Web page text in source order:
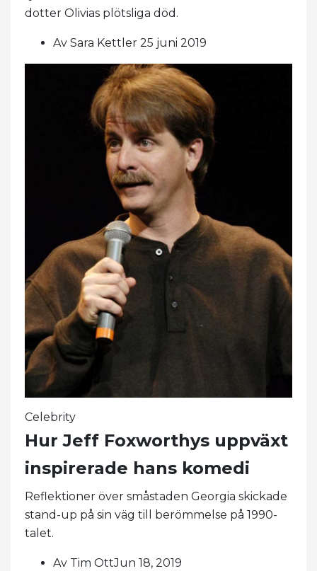
dotter Olivias plötsliga död.
Av Sara Kettler 25 juni 2019
Celebrity
Hur Jeff Foxworthys uppväxt
inspirerade hans komedi
Reflektioner över småstaden Georgia skickade
stand-up på sin väg till berömmelse på 1990-
talet.
Av Tim OttJun 18, 2019